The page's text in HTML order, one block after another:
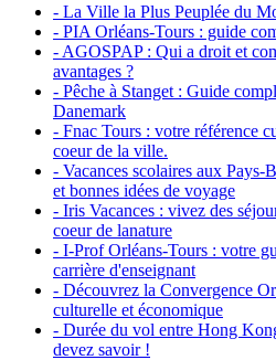
- La Ville la Plus Peuplée du
- PIA Orléans-Tours : guide
- AGOSPAP : Qui a droit et
avantages ?
- Pêche à Stanget : Guide
Danemark
- Fnac Tours : votre référence
coeur de la ville.
- Vacances scolaires aux Pays-
et bonnes idées de voyage
- Iris Vacances : vivez des
coeur de lanature
- I-Prof Orléans-Tours : votre
carrière d'enseignant
- Découvrez la Convergence
culturelle et économique
- Durée du vol entre Hong
devez savoir !